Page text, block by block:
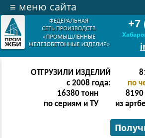
+7
≡ меню сайта
ОТГРУЗИЛИ ИЗДЕЛИЙ
с 2008 года:
по
16380 тонн
по сериям и ТУ
8190
из